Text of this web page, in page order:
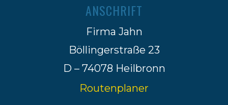
ANSCHRIFT
Firma Jahn
Böllingerstraße 23
D – 74078 Heilbronn
Routenplaner